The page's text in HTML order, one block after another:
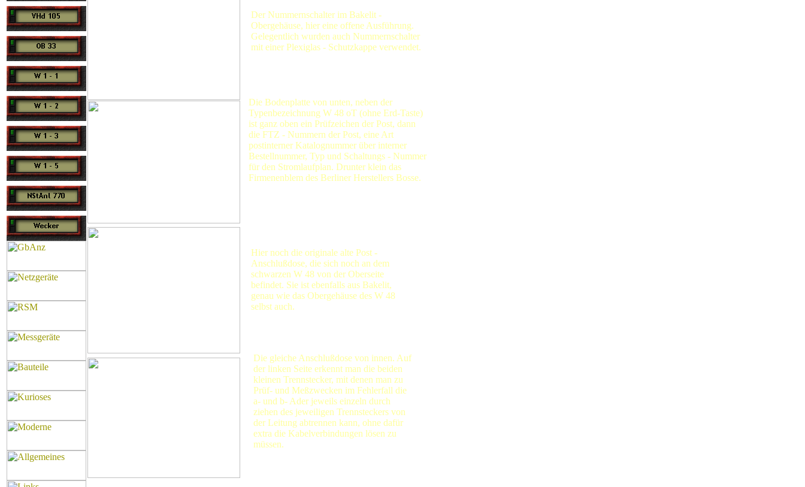
Der Nummernschalter im Bakelit -
Obergehäuse, hier eine offene Ausführung.
Gelegentlich wurden auch Nummernschalter
mit einer Plexiglas - Schutzkappe verwendet.
Die Bodenplatte von unten, neben der
Typenbezeichnung W 48 oT (ohne Erd-Taste)
ist ganz oben ein Prüfzeichen der Post, dann
die FTZ - Nummern der Post, eine Art
postinterner Katalognummer über interner
Bestellnummer, Typ und Schaltungs - Nummer
für den Stromlaufplan. Drunter klein das
Firmenenblem des Berliner Herstellers Bosse.
Hier noch die originale alte Post -
Anschlußdose, die sich noch an dem
schwarzen W 48 von der Oberseite
befindet. Sie ist ebenfalls aus Bakelit,
genau wie das Obergehäuse des W 48
selbst auch.
Die gleiche Anschlußdose von innen. Auf
der linken Seite erkennt man die beiden
kleinen Trennstecker, mit denen man zu
Prüf- und Meßzwecken im Fehlerfall die
a- und b- Ader jeweils einzeln durch
ziehen des jeweiligen Trennsteckers von
der Leitung abtrennen kann, ohne dafür
extra die Kabelverbindungen lösen zu
müssen.